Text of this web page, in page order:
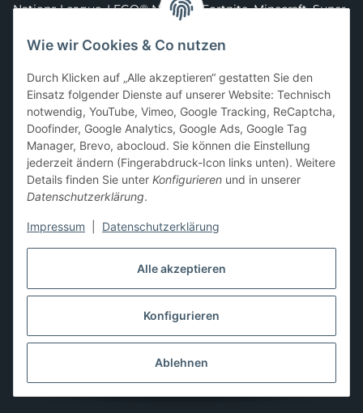
Nations League, LEGO® Ninjago Fortnite,Minecraft,Super
Asterix
Sammelkarten-Zubehör &
Schutzprodukte
Card Sleeves, Penny Sleeves, Premium Sleeves,Toploader
Magnetic Holder, Sammelalben / Binder / Pocket Pages
Deckboxen ,Playmats undAufbewahrungslösungen
Vertrag widerrufen
* Alle Preise inkl. gesetzlicher USt., zzgl.Versand
** Differenzbesteuerung gemäß § 25a UStG,
Alle akzeptieren
Konfigurieren
Ablehnen
Wie wir Cookies & Co nutzen
Durch Klicken auf „Alle akzeptieren“ gestatten Sie den
Einsatz folgender Dienste auf unserer Website: Technisch
notwendig, YouTube, Vimeo, Google Tracking, ReCaptcha,
Doofinder, Google Analytics, Google Ads, Google Tag
Manager, Brevo, abocloud. Sie können die Einstellung
jederzeit ändern (Fingerabdruck-Icon links unten). Weitere
Details finden Sie unter Konfigurieren und in unserer
Datenschutzerklärung.
Impressum Datenschutzerklärung